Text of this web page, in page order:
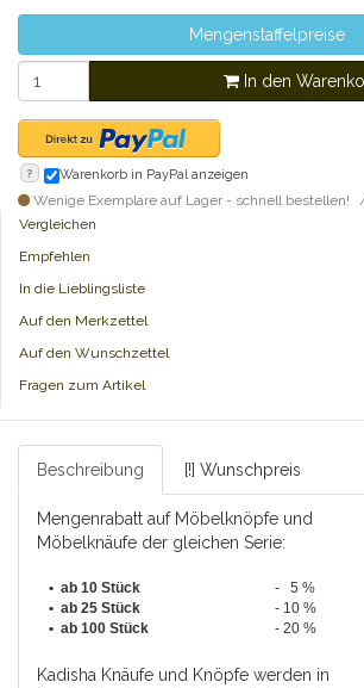
Mengenstaffelpreise
In den
? Warenkorb in PayPal anzeigen
Wenige Exemplare auf Lager - schnell bestellen!
Vergleichen
Empfehlen
In die Lieblingsliste
Auf den Merkzettel
Auf den Wunschzettel
Fragen zum Artikel
Beschreibung [!] Wunschpreis
Mengenrabatt auf Möbelknöpfe und
Möbelknäufe der gleichen Serie:
• ab 10 Stück
- 5 %
• ab 25 Stück
- 10 %
• ab 100 Stück - 20 %
Kadisha Knäufe und Knöpfe werden in